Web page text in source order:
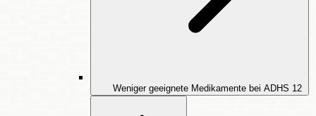
Weniger geeignete Medikamente bei ADHS 12